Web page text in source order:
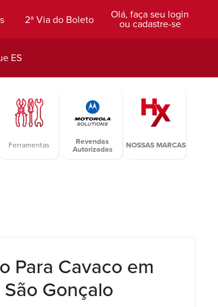
Olá, faça seu login
ou cadastre-se
2ª Via do Boleto
ES
Ferramentas
Revendas
Autorizadas
NOSSAS MARCAS
Para Cavaco em
Gonçalo